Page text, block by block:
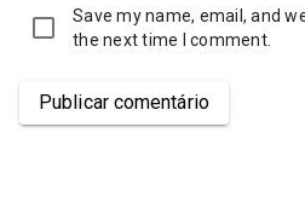
Save my name, email, and
the next time I comment.
Publicar comentário